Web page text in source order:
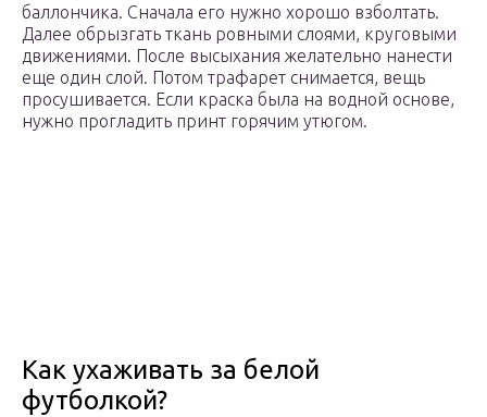
баллончика. Сначала его нужно хорошо взболтать.
Далее обрызгать ткань ровными слоями, круговыми
движениями. После высыхания желательно нанести
еще один слой. Потом трафарет снимается, вещь
просушивается. Если краска была на водной основе,
нужно прогладить принт горячим утюгом.
Как ухаживать за белой
футболкой?